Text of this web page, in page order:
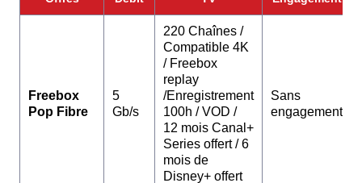
Freebox
Pop Fibre
5
Gb/s
220 Chaînes /
Compatible 4K
/ Freebox
replay
/Enregistrement
100h / VOD /
12 mois Canal+
Series offert / 6
mois de
Disney+ offert
Sans
engagement